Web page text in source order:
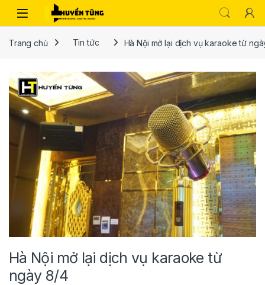
Trang chủ Tin tức Hà Nội mở lại dịch vụ karaoke từ
Hà Nội mở lại dịch vụ karaoke từ
ngày 8/4